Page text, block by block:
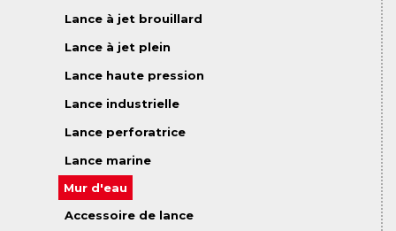
Lance à jet brouillard
Lance à jet plein
Lance haute pression
Lance industrielle
Lance perforatrice
Lance marine
Mur d'eau
Accessoire de lance